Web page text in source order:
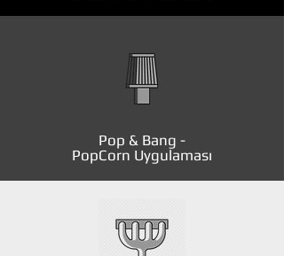
Pop & Bang -
PopCorn Uygulaması